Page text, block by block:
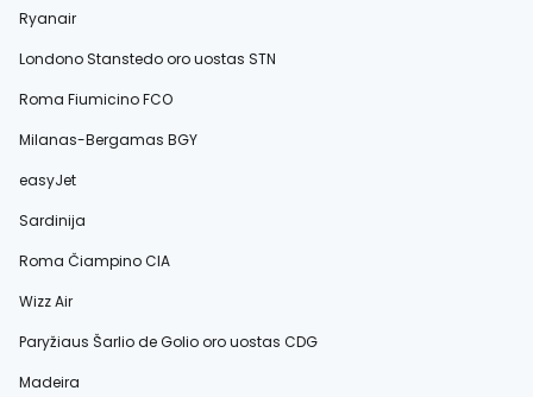
Ryanair
Londono Stanstedo oro uostas STN
Roma Fiumicino FCO
Milanas-Bergamas BGY
easyJet
Sardinija
Roma Čiampino CIA
Wizz Air
Paryžiaus Šarlio de Golio oro uostas CDG
Madeira